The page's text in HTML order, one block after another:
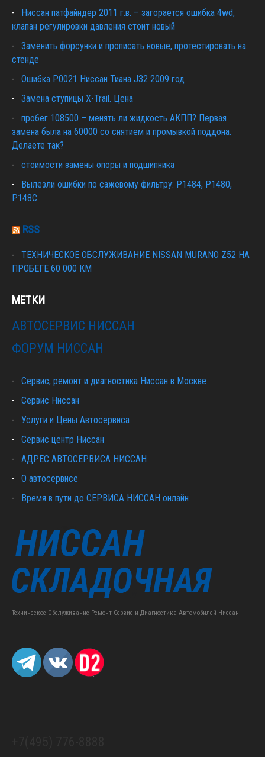
Ниссан патфайндер 2011 г.в. – загорается ошибка 4wd,
клапан регулировки давления стоит новый
Заменить форсунки и прописать новые, протестировать на
стенде
Ошибка Р0021 Ниссан Тиана J32 2009 год
Замена ступицы X-Trail. Цена
пробег 108500 – менять ли жидкость АКПП? Первая
замена была на 60000 со снятием и промывкой поддона.
Делаете так?
стоимости замены опоры и подшипника
Вылезли ошибки по сажевому фильтру: P1484, P1480,
P148C
RSS
ТЕХНИЧЕСКОЕ ОБСЛУЖИВАНИЕ NISSAN MURANO Z52 НА
ПРОБЕГЕ 60 000 КМ
МЕТКИ
АВТОСЕРВИС НИССАН
ФОРУМ НИССАН
Сервис, ремонт и диагностика Ниссан в Москве
Сервис Ниссан
Услуги и Цены Автосервиса
Сервис центр Ниссан
АДРЕС АВТОСЕРВИСА НИССАН
О автосервисе
Время в пути до СЕРВИСА НИССАН онлайн
Техническое Обслуживание Ремонт Сервис и Диагностика Автомобилей Ниссан